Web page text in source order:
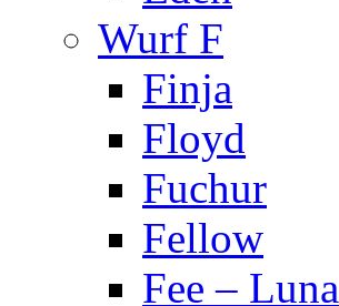
Wurf F
Finja
Floyd
Fuchur
Fellow
Fee – Luna